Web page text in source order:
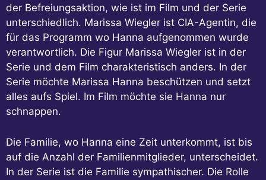
der Befreiungsaktion, wie ist im Film und der Serie
unterschiedlich. Marissa Wiegler ist CIA-Agentin, die
für das Programm wo Hanna aufgenommen wurde
verantwortlich. Die Figur Marissa Wiegler ist in der
Serie und dem Film charakteristisch anders. In der
Serie möchte Marissa Hanna beschützen und setzt
alles aufs Spiel. Im Film möchte sie Hanna nur
schnappen.
Die Familie, wo Hanna eine Zeit unterkommt, ist bis
auf die Anzahl der Familienmitglieder, unterscheidet.
In der Serie ist die Familie sympathischer. Die Rolle